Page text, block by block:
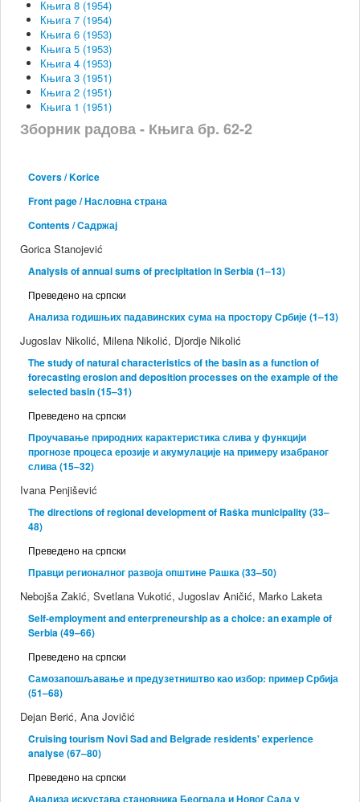
Књига 8 (1954)
Књига 7 (1954)
Књига 6 (1953)
Књига 5 (1953)
Књига 4 (1953)
Књига 3 (1951)
Књига 2 (1951)
Књига 1 (1951)
Зборник радова - Књига бр. 62-2
Covers / Korice
Front page / Насловна страна
Contents / Садржај
Gorica Stanojević
Analysis of annual sums of precipitation in Serbia (1–13)
Преведено на српски
Анализа годишњих падавинских сума на простору Србије (1–13)
Jugoslav Nikolić, Milena Nikolić, Djordje Nikolić
The study of natural characteristics of the basin as a function of
forecasting erosion and deposition processes on the example of the
selected basin (15–31)
Преведено на српски
Проучавање природних карактеристика слива у функцији
прогнозе процеса ерозије и акумулације на примеру изабраног
слива (15–32)
Ivana Penjišević
The directions of regional development of Raška municipality (33–
48)
Преведено на српски
Правци регионалног развоја општине Рашка (33–50)
Nebojša Zakić, Svetlana Vukotić, Jugoslav Aničić, Marko Laketa
Self-employment and enterpreneurship as a choice: an example of
Serbia (49–66)
Преведено на српски
Самозапошљавање и предузетништво као избор: пример Србија
(51–68)
Dejan Berić, Ana Jovičić
Cruising tourism Novi Sad and Belgrade residents' experience
analyse (67–80)
Преведено на српски
Анализа искустава становника Београда и Новог Сада у